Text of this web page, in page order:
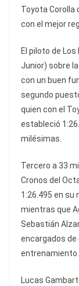
Toyota Corolla
con el mejor
El piloto de
Junior) sobre
con un buen
segundo
quien con el
estableció
milésimas.
Tercero a 33
Cronos del
1:26.495 en su
mientras que
Sebastián
encargados de
entrenamiento.
Lucas